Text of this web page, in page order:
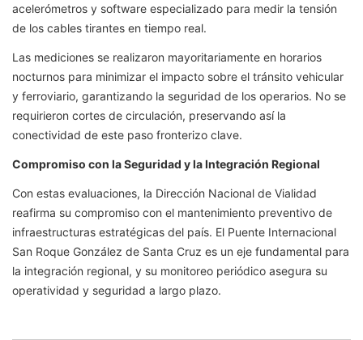
acelerómetros y software especializado para medir la tensión
de los cables tirantes en tiempo real.
Las mediciones se realizaron mayoritariamente en horarios
nocturnos para minimizar el impacto sobre el tránsito vehicular
y ferroviario, garantizando la seguridad de los operarios. No se
requirieron cortes de circulación, preservando así la
conectividad de este paso fronterizo clave.
Compromiso con la Seguridad y la Integración Regional
Con estas evaluaciones, la Dirección Nacional de Vialidad
reafirma su compromiso con el mantenimiento preventivo de
infraestructuras estratégicas del país. El Puente Internacional
San Roque González de Santa Cruz es un eje fundamental para
la integración regional, y su monitoreo periódico asegura su
operatividad y seguridad a largo plazo.